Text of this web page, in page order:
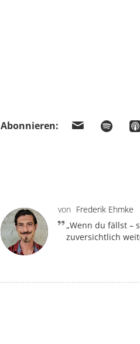
Abonnieren:
von Frederik Ehmke
„Wenn du fällst –
zuversichtlich